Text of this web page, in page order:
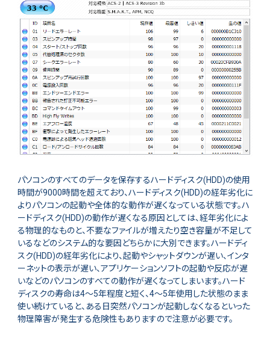
パソコンのすべてのデータを保存するハードディスク(HDD)の使用
時間が9000時間を超えており、ハードディスク(HDD)の経年劣化に
よりパソコンの起動や全体的な動作が遅くなっている状態です。ハ
ードディスク(HDD)の動作が遅くなる原因としては、経年劣化によ
る物理的なものと、不要なファイルが増えたり空き容量が不足して
いるなどのシステム的な要因どちらかに大別できます。ハードディ
スク(HDD)の経年劣化により、起動やシャットダウンが遅い、インタ
ーネットの表示が遅い、アプリケーションソフトの起動や反応が遅
いなどのパソコンのすべての動作が遅くなってしまいます。ハード
ディスクの寿命は4～5年程度と短く、4～5年使用した状態のまま
使い続けていると、ある日突然パソコンが起動しなくなるといった
物理障害が発生する危険性もありますので注意が必要です。